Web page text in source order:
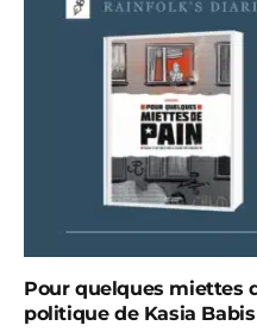
Pour quelques miettes
politique de Kasia Babis